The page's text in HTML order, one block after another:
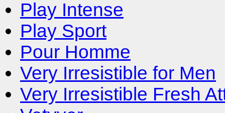
Play Intense
Play Sport
Pour Homme
Very Irresistible for Men
Very Irresistible Fresh